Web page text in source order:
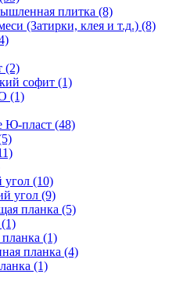
плитка (8)
(Затирки, клея и т.д.) (8)
(2)
софит (1)
(1)
Ю-пласт (48)
(10)
угол (9)
планка (5)
(1)
планка (4)
(1)